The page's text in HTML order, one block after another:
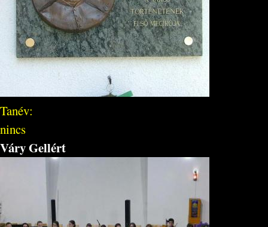
Tanév:
nincs
Váry Gellért